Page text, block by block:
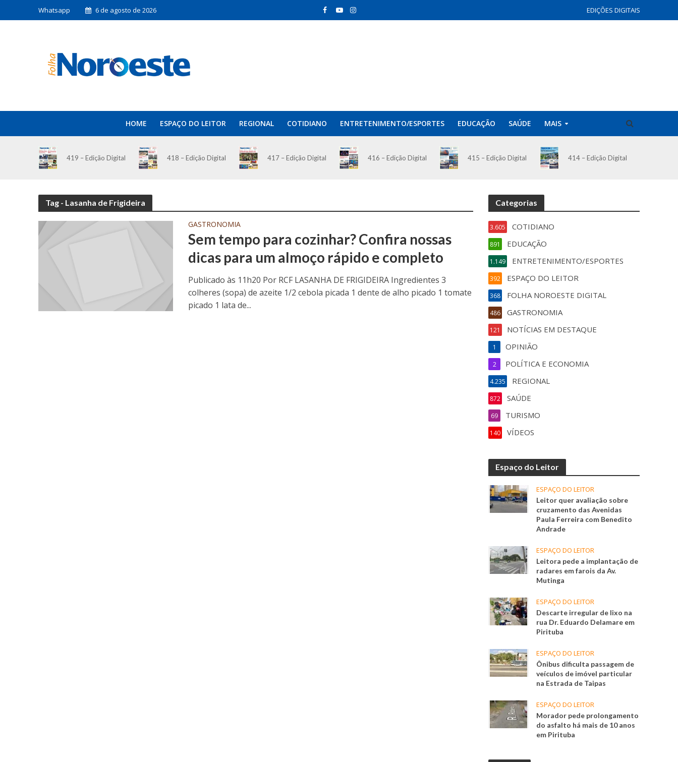
Whatsapp 6 de agosto de 2026 EDIÇÕES DIGITAIS
HOME ESPAÇO DO LEITOR REGIONAL COTIDIANO ENTRETENIMENTO/ESPORTES EDUCAÇÃO SAÚDE MAIS
419 – Edição Digital 418 – Edição Digital 417 – Edição Digital 416 – Edição Digital 415 – Edição Digital 414 – Edição Digital
Tag - Lasanha de Frigideira
GASTRONOMIA
Sem tempo para cozinhar? Confira nossas
dicas para um almoço rápido e completo
Publicado às 11h20 Por RCF LASANHA DE FRIGIDEIRA Ingredientes 3
colheres (sopa) de azeite 1/2 cebola picada 1 dente de alho picado 1 tomate
picado 1 lata de...
Categorias
COTIDIANO
3.605
EDUCAÇÃO
891
ENTRETENIMENTO/ESPORTES
1.149
ESPAÇO DO LEITOR
392
FOLHA NOROESTE DIGITAL
368
GASTRONOMIA
486
NOTÍCIAS EM DESTAQUE
121
OPINIÃO
1
POLÍTICA E ECONOMIA
2
REGIONAL
4.235
SAÚDE
872
TURISMO
69
VÍDEOS
140
Espaço do Leitor
ESPAÇO DO LEITOR
Leitor quer avaliação sobre
cruzamento das Avenidas
Paula Ferreira com Benedito
Andrade
ESPAÇO DO LEITOR
Leitora pede a implantação de
radares em farois da Av.
Mutinga
ESPAÇO DO LEITOR
Descarte irregular de lixo na
rua Dr. Eduardo Delamare em
Pirituba
ESPAÇO DO LEITOR
Ônibus dificulta passagem de
veículos de imóvel particular
na Estrada de Taipas
ESPAÇO DO LEITOR
Morador pede prolongamento
do asfalto há mais de 10 anos
em Pirituba